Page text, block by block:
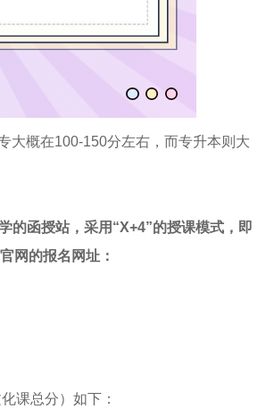
大概在100-150分左右，而专升本则大
的函授站，采用“X+4”的授课模式，即
网的报名网址：
课总分）如下：